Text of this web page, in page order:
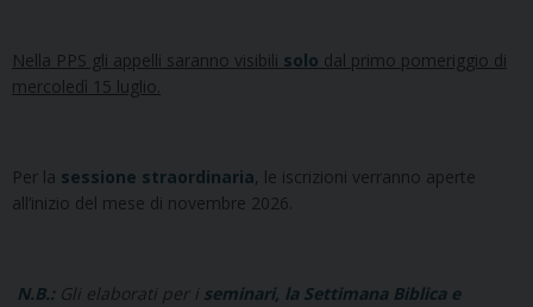
Nella PPS gli appelli saranno visibili solo dal primo pomeriggio di
mercoledì 15 luglio.
Per la sessione straordinaria, le iscrizioni verranno aperte
all’inizio del mese di novembre 2026.
N.B.: Gli elaborati per i seminari, la Settimana Biblica e